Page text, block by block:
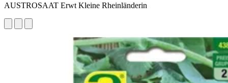
AUSTROSAAT Erwt Kleine Rheinländerin